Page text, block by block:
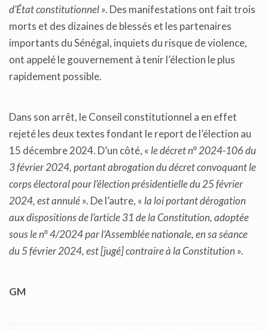
d’État constitutionnel ». Des manifestations ont fait trois
morts et des dizaines de blessés et les partenaires
importants du Sénégal, inquiets du risque de violence,
ont appelé le gouvernement à tenir l’élection le plus
rapidement possible.
Dans son arrêt, le Conseil constitutionnel a en effet
rejeté les deux textes fondant le report de l’élection au
15 décembre 2024. D’un côté, « le décret n° 2024-106 du
3 février 2024, portant abrogation du décret convoquant le
corps électoral pour l’élection présidentielle du 25 février
2024, est annulé». De l’autre, « la loi portant dérogation
aux dispositions de l’article 31 de la Constitution, adoptée
sous le n° 4/2024 par l’Assemblée nationale, en sa séance
du 5 février 2024, est [jugé] contraire à la Constitution ».
GM